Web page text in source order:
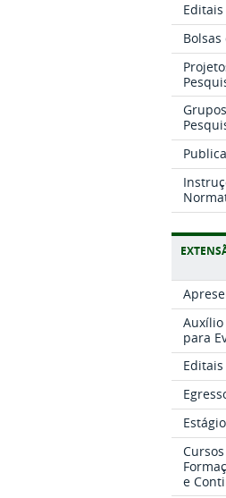
Editais
Bolsas
para
Editais
Estágio
e